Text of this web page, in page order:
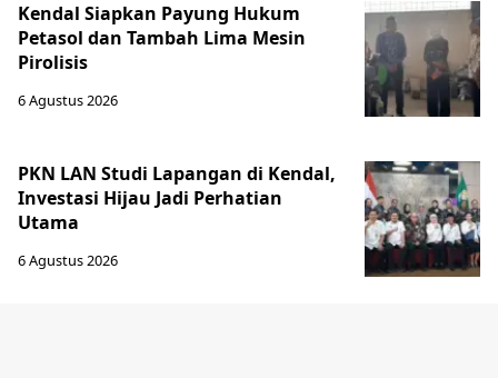
Kendal Siapkan Payung Hukum
Petasol dan Tambah Lima Mesin
Pirolisis
6 Agustus 2026
PKN LAN Studi Lapangan di Kendal,
Investasi Hijau Jadi Perhatian
Utama
6 Agustus 2026